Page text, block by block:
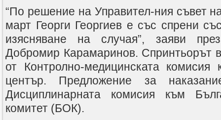
“По решение на Управител-ния съвет
март Георги Георгиев е със спрени
изясняване на случая”, заяви
Добромир Карамаринов. Спринтьорът
от Контролно-медицинската комисия
център. Предложение за
Дисциплинарната комисия към
комитет (БОК).